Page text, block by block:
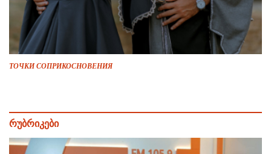
ТОЧКИ СОПРИКОСНОВЕНИЯ
რუბრიკები